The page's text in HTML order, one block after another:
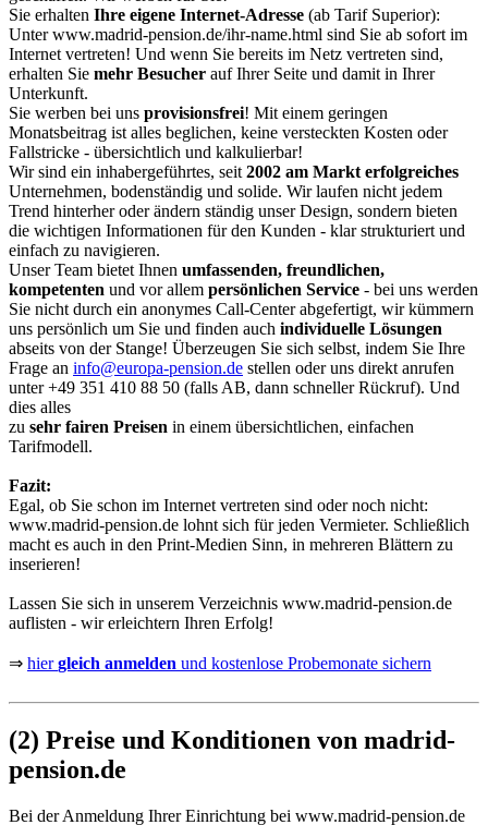
Sie erhalten Ihre eigene Internet-Adresse (ab Tarif Superior):
Unter www.madrid-pension.de/ihr-name.html sind Sie ab sofort im
Internet vertreten! Und wenn Sie bereits im Netz vertreten sind,
erhalten Sie mehr Besucher auf Ihrer Seite und damit in Ihrer
Unterkunft.
Sie werben bei uns provisionsfrei! Mit einem geringen
Monatsbeitrag ist alles beglichen, keine versteckten Kosten oder
Fallstricke - übersichtlich und kalkulierbar!
Wir sind ein inhabergeführtes, seit 2002 am Markt erfolgreiches
Unternehmen, bodenständig und solide. Wir laufen nicht jedem
Trend hinterher oder ändern ständig unser Design, sondern bieten
die wichtigen Informationen für den Kunden - klar strukturiert und
einfach zu navigieren.
Unser Team bietet Ihnen umfassenden, freundlichen,
kompetenten und vor allem persönlichen Service - bei uns werden
Sie nicht durch ein anonymes Call-Center abgefertigt, wir kümmern
uns persönlich um Sie und finden auch individuelle Lösungen
abseits von der Stange! Überzeugen Sie sich selbst, indem Sie Ihre
Frage an info@europa-pension.de stellen oder uns direkt anrufen
unter+49 351 410 88 50 (falls AB, dann schneller Rückruf). Und
dies alles
zu sehr fairen Preisen in einem übersichtlichen, einfachen
Tarifmodell.
Fazit:
Egal, ob Sie schon im Internet vertreten sind oder noch nicht:
www.madrid-pension.de lohnt sich für jeden Vermieter. Schließlich
macht es auch in den Print-Medien Sinn, in mehreren Blättern zu
inserieren!
Lassen Sie sich in unserem Verzeichnis www.madrid-pension.de
auflisten - wir erleichtern Ihren Erfolg!
⇒ hiergleich anmelden und kostenlose Probemonate sichern
(2) Preise und Konditionen von madrid-
pension.de
Bei der Anmeldung Ihrer Einrichtung bei www.madrid-pension.de